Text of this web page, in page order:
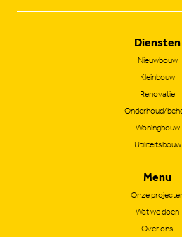
Diensten
Nieuwbouw
Kleinbouw
Renovatie
Onderhoud/
Woningbouw
Utiliteitsbouw
Menu
Onze
Wat we doen
Over ons